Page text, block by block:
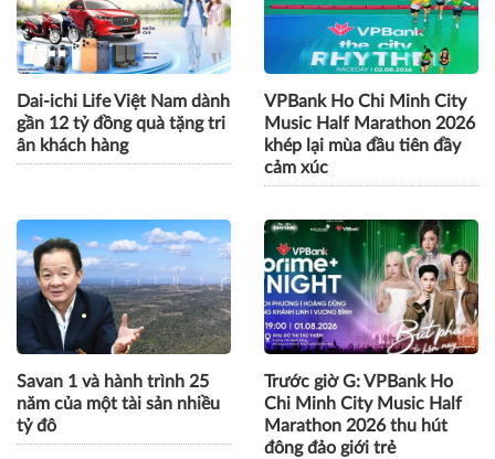
Dai-ichi Life Việt Nam dành
gần 12 tỷ đồng quà tặng tri
ân khách hàng
VPBank Ho Chi Minh City
Music Half Marathon 2026
khép lại mùa đầu tiên đầy
cảm xúc
Savan 1 và hành trình 25
năm của một tài sản nhiều
tỷ đô
Trước giờ G: VPBank Ho
Chi Minh City Music Half
Marathon 2026 thu hút
đông đảo giới trẻ